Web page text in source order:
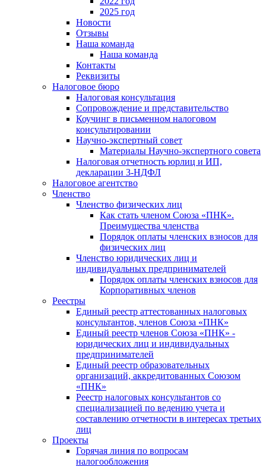
2025 год
Новости
Отзывы
Наша команда
Наша команда
Контакты
Реквизиты
Налоговое бюро
Налоговая консультация
Cопровождение и представительство
Коучинг в письменном налоговом
консультировании
Научно-экспертный совет
Материалы Научно-экспертного совета
Налоговая отчетность юрлиц и ИП,
декларации 3-НДФЛ
Налоговое агентство
Членство
Членство физических лиц
Как стать членом Союза «ПНК».
Преимущества членства
Порядок оплаты членских взносов для
физических лиц
Членство юридических лиц и
индивидуальных предпринимателей
Порядок оплаты членских взносов для
Корпоративных членов
Реестры
Единый реестр аттестованных налоговых
консультантов, членов Союза «ПНК»
Единый реестр членов Союза «ПНК» -
юридических лиц и индивидуальных
предпринимателей
Единый реестр образовательных
организаций, аккредитованных Союзом
«ПНК»
Реестр налоговых консультантов со
специализацией по ведению учета и
составлению отчетности в интересах третьих
лиц
Проекты
Горячая линия по вопросам
налогообложения